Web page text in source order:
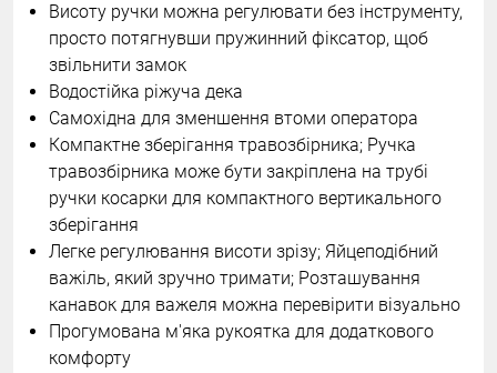
Висоту ручки можна регулювати без інструменту,
просто потягнувши пружинний фіксатор, щоб
звільнити замок
Водостійка ріжуча дека
Самохідна для зменшення втоми оператора
Компактне зберігання травозбірника; Ручка
травозбірника може бути закріплена на трубі
ручки косарки для компактного вертикального
зберігання
Легке регулювання висоти зрізу; Яйцеподібний
важіль, який зручно тримати; Розташування
канавок для важеля можна перевірити візуально
Прогумована м'яка рукоятка для додаткового
комфорту